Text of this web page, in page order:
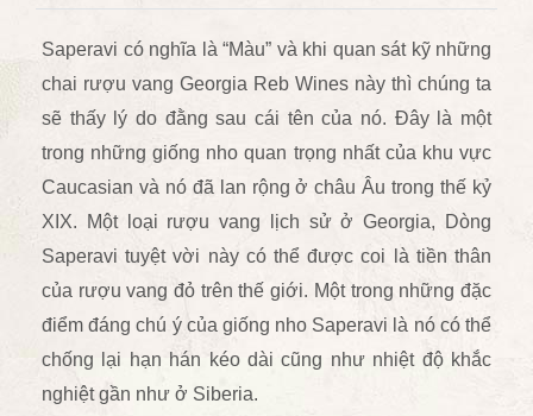
Saperavi có nghĩa là “Màu” và khi quan sát kỹ những
chai rượu vang Georgia Reb Wines này thì chúng ta
sẽ thấy lý do đằng sau cái tên của nó. Đây là một
trong những giống nho quan trọng nhất của khu vực
Caucasian và nó đã lan rộng ở châu Âu trong thế kỷ
XIX. Một loại rượu vang lịch sử ở Georgia, Dòng
Saperavi tuyệt vời này có thể được coi là tiền thân
của rượu vang đỏ trên thế giới. Một trong những đặc
điểm đáng chú ý của giống nho Saperavi là nó có thể
chống lại hạn hán kéo dài cũng như nhiệt độ khắc
nghiệt gần như ở Siberia.